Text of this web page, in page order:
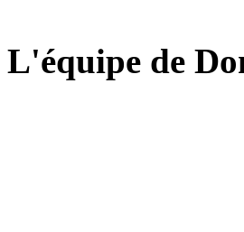
L'équipe de